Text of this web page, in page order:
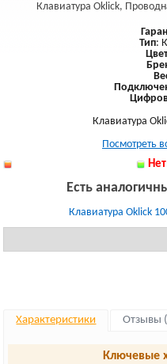
Клавиатура Oklick,
Тип:
Цвет
Клавиатура
Посмотреть
Есть
Клавиатура Oklick
Характеристики Отзывы
Ключевые